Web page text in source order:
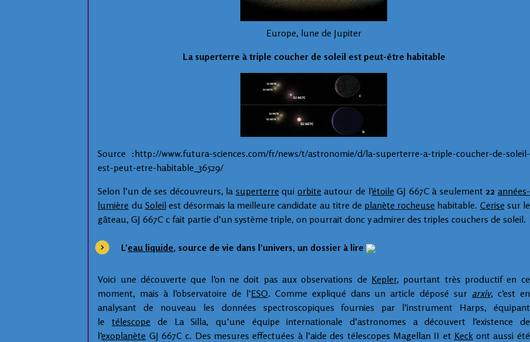
Europe, lune de Jupiter
La superterre à triple coucher de soleil est peut-être habitable
Source :http://www.futura-sciences.com/fr/news/t/astronomie/d/la-superterre-a-triple-coucher-de-soleil-
est-peut-etre-habitable_36529/
Selon l’un de ses découvreurs, la superterre qui orbite autour de l’étoile GJ 667C à seulement 22 années-
lumière du Soleil est désormais la meilleure candidate au titre de planète rocheuse habitable. Cerise sur le
gâteau, GJ 667C c fait partie d’un système triple, on pourrait donc y admirer des triples couchers de soleil.
L’eau liquide, source de vie dans l’univers, un dossier à lire
Voici une découverte que l’on ne doit pas aux observations de Kepler, pourtant très productif en ce
moment, mais à l’observatoire de l’ESO. Comme expliqué dans un article déposé sur arxiv, c’est en
analysant de nouveau les données spectroscopiques fournies par l’instrument Harps, équipant
letélescope de La Silla, qu’une équipe internationale d’astronomes a découvert l’existence de
l’exoplanète GJ 667C c. Des mesures effectuées à l’aide des télescopes Magellan II et Keckont aussi été